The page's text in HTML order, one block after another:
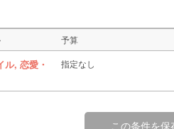
予算
ル, 恋愛・
指定なし
この条件を保